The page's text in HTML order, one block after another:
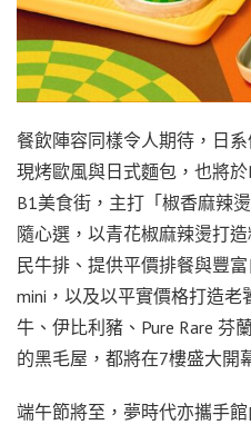
餐飲陣容同樣令人期待，日
現烤歐風與日式麵包，也將
B1美食街，主打「椒香麻辣
隨心選，以青花椒麻辣燙打
民牛排、提供平價排餐與豐
mini，以及以平實價格打造
牛、伊比利豬、Pure Rare 芬
的黑毛屋，都將在7樓盛大開
端午節將至，夢時代亦攜手